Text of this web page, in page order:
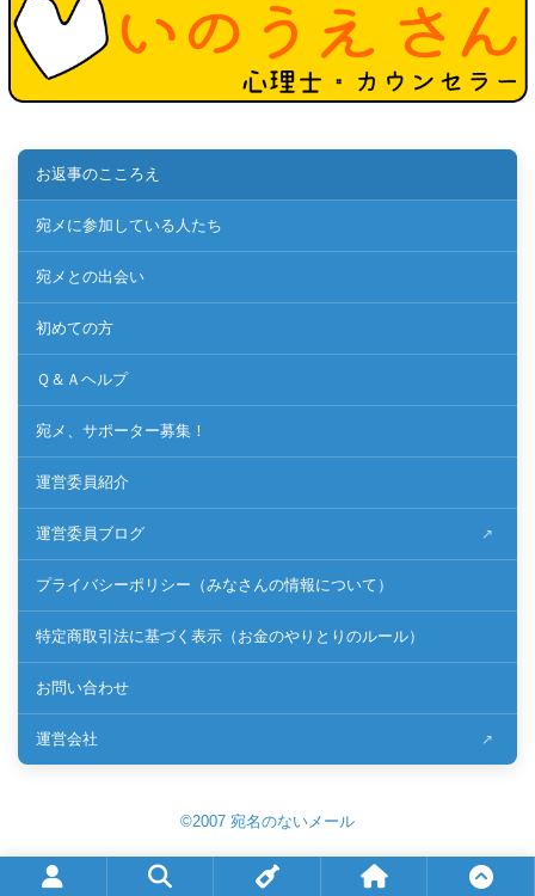
お返事のこころえ
宛メに参加している人たち
宛メとの出会い
初めての方
Ｑ＆Ａヘルプ
宛メ、サポーター募集！
運営委員紹介
運営委員ブログ
プライバシーポリシー（みなさんの情報について）
特定商取引法に基づく表示（お金のやりとりのルール）
お問い合わせ
運営会社
©2007 宛名のないメール